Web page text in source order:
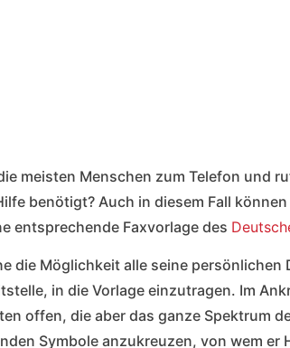
meisten Menschen zum Telefon und
benötigt? Auch in diesem Fall
entsprechende Faxvorlage des
die Möglichkeit alle seine
in die Vorlage einzutragen. Im
offen, die aber das ganze Spektrum
Symbole anzukreuzen, von wem